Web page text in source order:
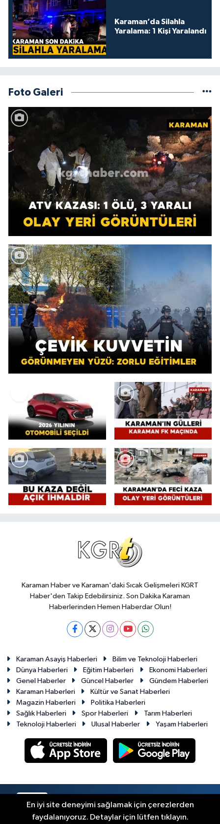
Karaman’da Silahla
Yaralama: 1 Kişi Yaralandı
Foto Galeri
Karaman Haber ve Karaman'daki Sıcak Gelişmeleri KGRT
Haber'den Takip Edebilirsiniz. Son Dakika Karaman
Haberlerinden Hemen Haberdar Olun!
Karaman Asayiş Haberleri
Bilim ve Teknoloji Haberleri
Dünya Haberleri
Eğitim Haberleri
Ekonomi Haberleri
Genel Haberler
Güncel Haberler
Gündem Haberleri
Karaman Haberleri
Kültür ve Sanat Haberleri
Magazin Haberleri
Politika Haberleri
Sağlık Haberleri
Spor Haberleri
Tarım Haberleri
Teknoloji Haberleri
Ulusal Haberler Yaşam Haberleri
En iyi site deneyimi sağlamak için çerezlerden
faydalanıyoruz. Detaylar için lütfen tıklayın.